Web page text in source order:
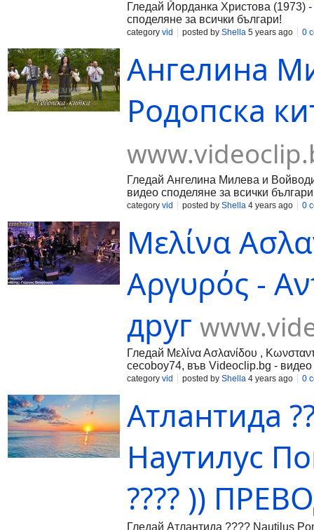
Гледай Йорданка Христова (1973)
споделяне за всички българи!
category vid posted by Shella 5 years ago 0
Ангелина
Родопска
Гледай Ангелина Милева и
видео споделяне за всички
category vid posted by Shella 4 years ago 0
Μελίνα
Αργυρός -
друг
Гледай Μελίνα Ασλανίδου ,
cecoboy74, във Videoclip.bg - видео
category vid posted by Shella 4 years ago 0
Атлантида
Наутилус
???? ))
Гледай Атлантида ???? Nautilus